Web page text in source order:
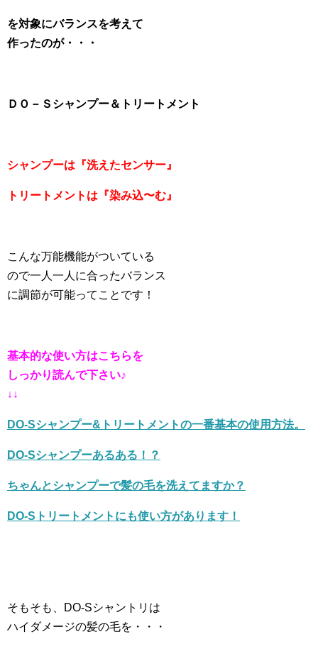
を対象にバランスを考えて
作ったのが・・・
ＤＯ－Ｓシャンプー＆トリートメント
シャンプーは『洗えたセンサー』
トリートメントは『染み込〜む』
こんな万能機能がついている
ので一人一人に合ったバランス
に調節が可能ってことです！
基本的な使い方はこちらを
しっかり読んで下さい♪
↓↓
DO-Sシャンプー&トリートメントの一番基本の使用方法。
DO-Sシャンプーあるある！？
ちゃんとシャンプーで髪の毛を洗えてますか？
DO-Sトリートメントにも使い方があります！
そもそも、DO-Sシャントリは
ハイダメージの髪の毛を・・・